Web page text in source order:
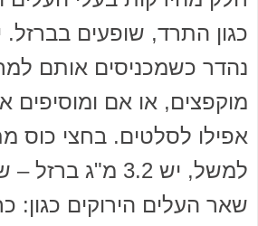
כגון התרד, שופעים
נהדר כשמכניסים אותם
מוקפצים, או אם ומוסיפים
אפילו לסלטים. בחצי כוס
שאר העלים הירוקים כגון: